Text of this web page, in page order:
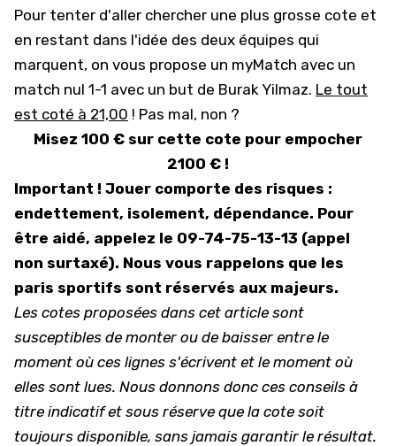
Pour tenter d'aller chercher une plus grosse cote et
en restant dans l'idée des deux équipes qui
marquent, on vous propose un myMatch avec un
match nul 1-1 avec un but de Burak Yilmaz. Le tout
est coté à 21,00 ! Pas mal, non ?
Misez 100 € sur cette cote pour empocher
2100 € !
Important ! Jouer comporte des risques :
endettement, isolement, dépendance. Pour
être aidé, appelez le 09-74-75-13-13 (appel
non surtaxé). Nous vous rappelons que les
paris sportifs sont réservés aux majeurs.
Les cotes proposées dans cet article sont
susceptibles de monter ou de baisser entre le
moment où ces lignes s'écrivent et le moment où
elles sont lues. Nous donnons donc ces conseils à
titre indicatif et sous réserve que la cote soit
toujours disponible, sans jamais garantir le résultat.